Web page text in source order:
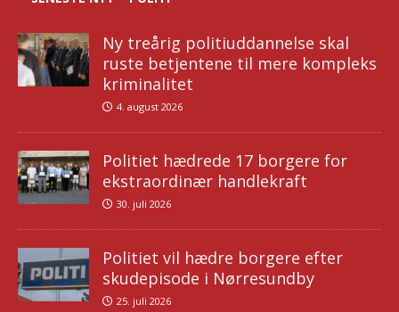
Ny treårig politiuddannelse skal
ruste betjentene til mere kompleks
kriminalitet
4. august 2026
Politiet hædrede 17 borgere for
ekstraordinær handlekraft
30. juli 2026
Politiet vil hædre borgere efter
skudepisode i Nørresundby
25. juli 2026